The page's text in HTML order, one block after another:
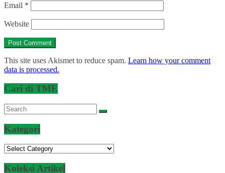
Email *
Website
This site uses Akismet to reduce spam. Learn how your comment
data is processed.
Cari di TME
Kategori
Kategori
Koleksi Artikel